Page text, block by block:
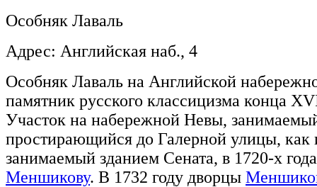
Особняк Лаваль
Адрес: Английская наб., 4
Особняк Лаваль на Английской
памятник русского классицизма конца
Участок на набережной Невы,
простирающийся до Галерной улицы,
занимаемый зданием Сената, в 1720-х
Меншикову. В 1732 году дворцы